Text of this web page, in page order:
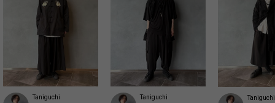
Taniguchi
Taniguchi
Taniguchi